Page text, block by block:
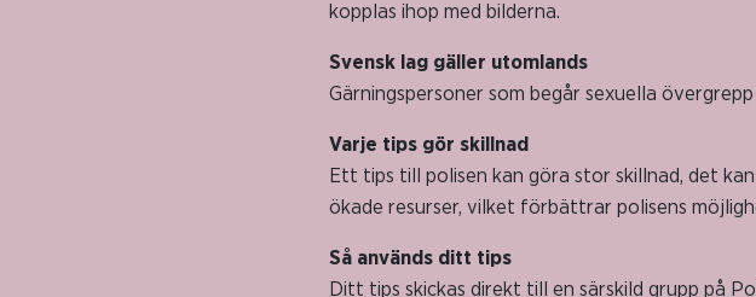
kopplas ihop med bilderna.
Svensk lag gäller utomlands
Gärningspersoner som begår sexuella
Varje tips gör skillnad
Ett tips till polisen kan göra stor skillnad, det
ökade resurser, vilket förbättrar polisens
Så används ditt tips
Ditt tips skickas direkt till en särskild grupp på